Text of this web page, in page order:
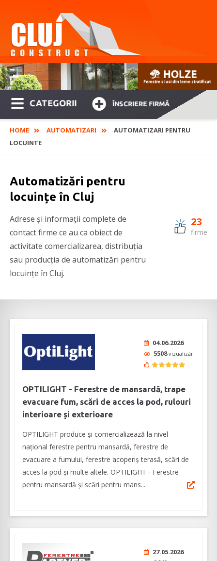
CATEGORII ÎNSCRIERE FIRMĂ
HOME AUTOMATIZARI
AUTOMATIZARI PENTRU
LOCUINTE
Automatizări pentru
locuințe în Cluj
Adrese și informații complete de
contact firme ce au ca obiect de
activitate comercializarea, distribuția
sau producția de automatizări pentru
locuințe în Cluj.
23
firme
04.06.2026
5508vizualizări
OPTILIGHT - Ferestre de mansardă, trape
evacuare fum, scări de acces la pod, rulouri
interioare și exterioare
OPTILIGHT produce şi comercializează la nivel
naţional ferestre pentru mansardă, ferestre de
evacuare a fumului, ferestre acoperiş terasă, scări de
acces la pod și multe altele. OPTILIGHT - Ferestre
pentru mansardă şi scări pentru mans...
27.05.2026